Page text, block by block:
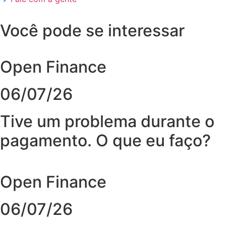
Você pode se interessar
Open Finance
06/07/26
Tive um problema durante o
pagamento. O que eu faço?
Open Finance
06/07/26